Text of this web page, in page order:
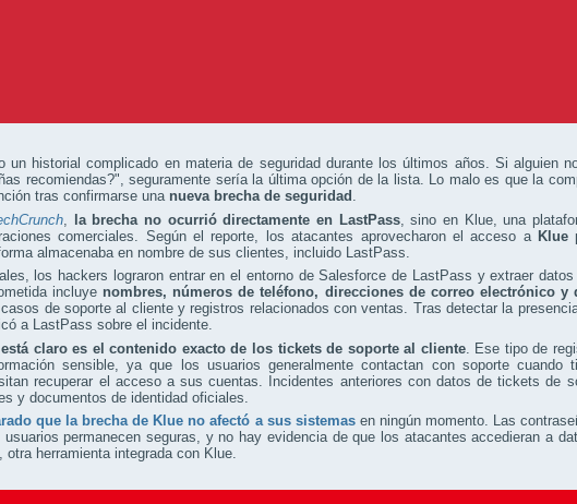
un historial complicado en materia de seguridad durante los últimos años. Si alguien
recomiendas?", seguramente sería la última opción de la lista. Lo malo es que la
tras confirmarse unanueva brecha de seguridad .
la brecha no ocurrió directamente en LastPass, sino en Klue, una
comerciales. Según el reporte, los atacantes aprovecharon el acceso a Klue
almacenaba en nombre de sus clientes, incluido LastPass.
los hackers lograron entrar en el entorno de Salesforce de LastPass y extraer
incluye nombres, números de teléfono, direcciones de correo electrónico y
de soporte al cliente y registros relacionados con ventas. Tras detectar la
a LastPass sobre el incidente.
claro es el contenido exacto de los tickets de soporte al cliente. Ese tipo de
sensible, ya que los usuarios generalmente contactan con soporte cuando
recuperar el acceso a sus cuentas. Incidentes anteriores con datos de tickets de
y documentos de identidad oficiales.
que la brecha de Klue no afectó a sus sistemasen ningún momento. Las
usuarios permanecen seguras, y no hay evidencia de que los atacantes accedieran a
otra herramienta integrada con Klue.